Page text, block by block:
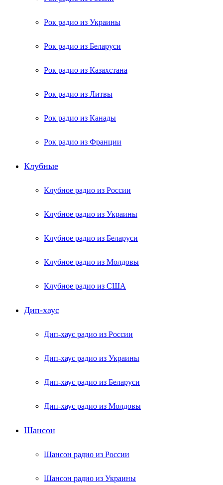
Рок радио из Украины
Рок радио из Беларуси
Рок радио из Казахстана
Рок радио из Литвы
Рок радио из Канады
Рок радио из Франции
Клубные
Клубное радио из России
Клубное радио из Украины
Клубное радио из Беларуси
Клубное радио из Молдовы
Клубное радио из США
Дип-хаус
Дип-хаус радио из России
Дип-хаус радио из Украины
Дип-хаус радио из Беларуси
Дип-хаус радио из Молдовы
Шансон
Шансон радио из России
Шансон радио из Украины